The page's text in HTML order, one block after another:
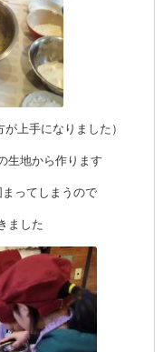
上手になりました）
生地から作ります
ってしまうので
ました